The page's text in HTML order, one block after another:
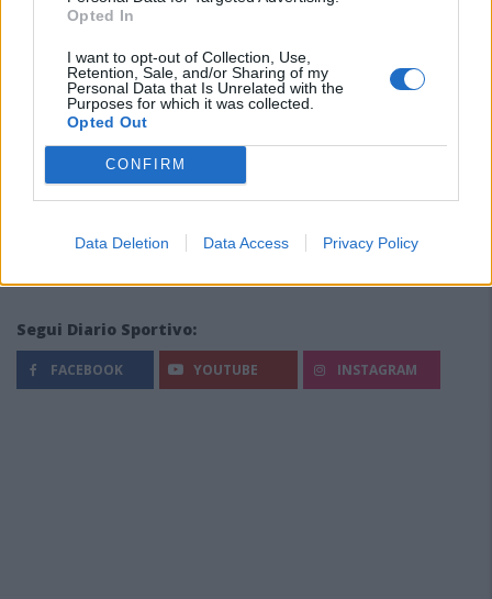
Opted In
I want to opt-out of Collection, Use,
Retention, Sale, and/or Sharing of my
Personal Data that Is Unrelated with the
Purposes for which it was collected.
Opted Out
CONFIRM
Data Deletion Data Access Privacy Policy
Segui Diario Sportivo:
FACEBOOK YOUTUBE INSTAGRAM